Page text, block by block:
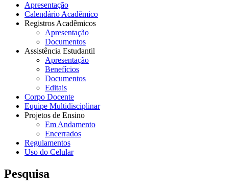
Apresentação
Calendário Acadêmico
Registros Acadêmicos
Apresentação
Documentos
Assistência Estudantil
Apresentação
Benefícios
Documentos
Editais
Corpo Docente
Equipe Multidisciplinar
Projetos de Ensino
Em Andamento
Encerrados
Regulamentos
Uso do Celular
Pesquisa